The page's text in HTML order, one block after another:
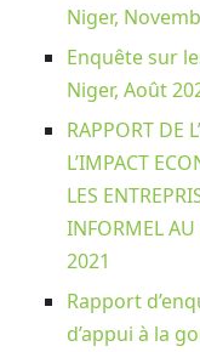
Niger,
Enquête sur
Niger, Août
RAPPORT DE
L’IMPACT
LES
INFORMEL AU
2021
Rapport
d’appui à la